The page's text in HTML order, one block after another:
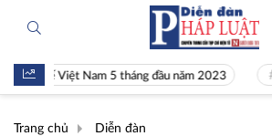
tế Việt Nam 5 tháng đầu năm 2023 Hiền
Trang chủ Diễn đàn